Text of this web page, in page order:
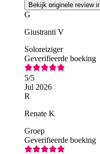
Bekijk originele review
G
Giustranti V
Soloreiziger
Geverifieerde boeking
5/5
Jul 2026
R
Renate K
Groep
Geverifieerde boeking